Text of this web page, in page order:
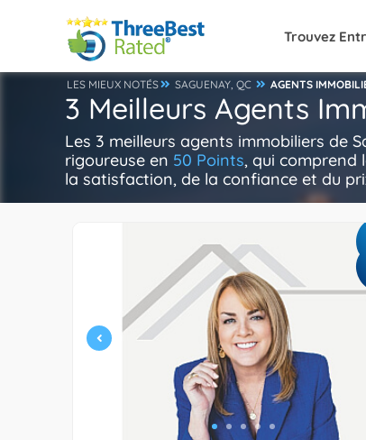
Trouvez
LES MIEUX NOTÉS SAGUENAY, QC AGENTS
3 Meilleurs Agents
Les 3 meilleurs agents immobiliers de
rigoureuse en 50 Points, qui comprend
la satisfaction, de la confiance et du